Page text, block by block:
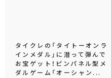
タイクレの「タイトーオンラ
インメダル」に潜って弾んで
お宝ゲット！ピンパネル型メ
ダルゲーム「オーシャン...